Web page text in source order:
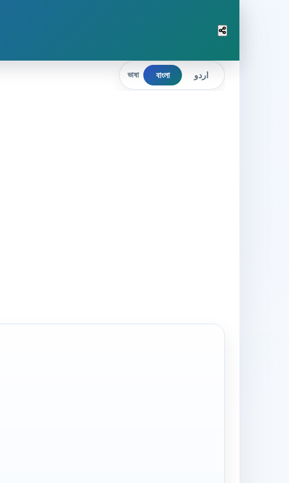
ভাষা বাংলা اردو